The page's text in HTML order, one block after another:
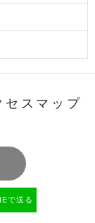
セスマップ
で送る